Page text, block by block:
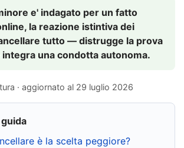
e' indagato per un fatto
la reazione istintiva dei
tutto — distrugge la prova
integra una condotta autonoma.
· aggiornato al 29 luglio 2026
è la scelta peggiore?